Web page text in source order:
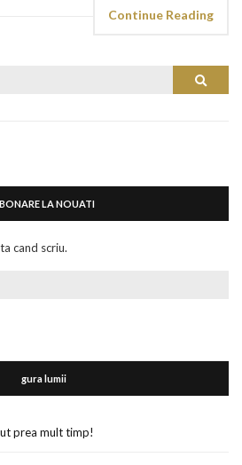
Continue Reading
Search
LA NOUATI
cand scriu.
gura lumii
prea mult timp!